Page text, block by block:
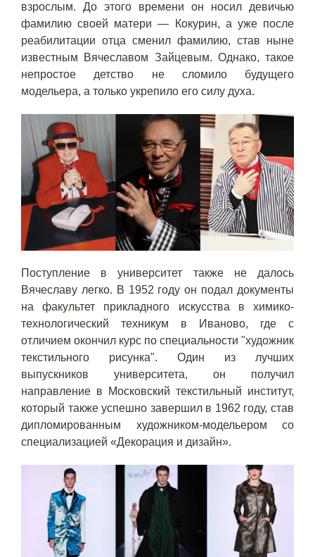
взрослым. До этого времени он носил девичью
фамилию своей матери — Кокурин, а уже после
реабилитации отца сменил фамилию, став ныне
известным Вячеславом Зайцевым. Однако, такое
непростое детство не сломило будущего
модельера, а только укрепило его силу духа.
Поступление в университет также не далось
Вячеславу легко. В 1952 году он подал документы
на факультет прикладного искусства в химико-
технологический техникум в Иваново, где с
отличием окончил курс по специальности "художник
текстильного рисунка". Один из лучших
выпускников университета, он получил
направление в Московский текстильный институт,
который также успешно завершил в 1962 году, став
дипломированным художником-модельером со
специализацией «Декорация и дизайн».